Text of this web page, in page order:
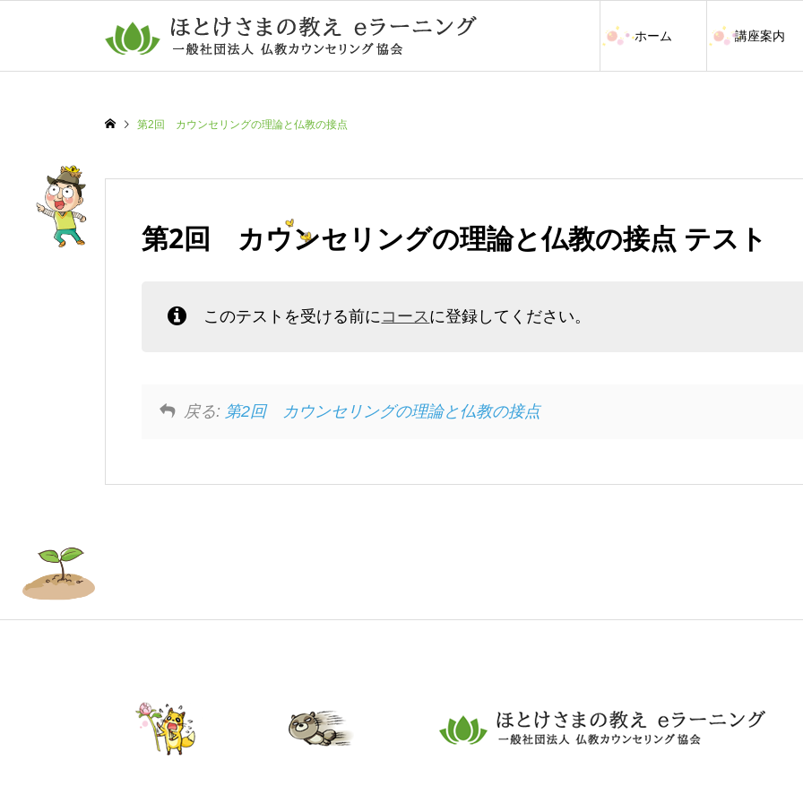
ホーム 講座案内
第2回 カウンセリングの理論と仏教の接点
第2回 カウンセリングの理論と仏教の接点 テスト
このテストを受ける前にコースに登録してください。
戻る: 第2回 カウンセリングの理論と仏教の接点